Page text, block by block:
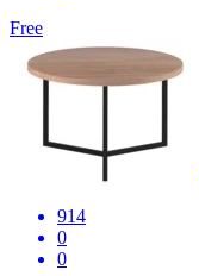
Free
914
0
0